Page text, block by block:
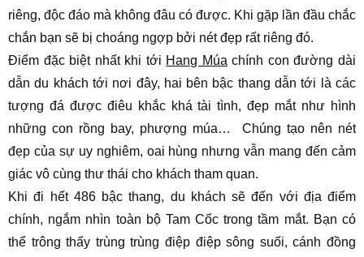
riêng, độc đáo mà không đâu có được. Khi gặp lần đầu chắc
chắn bạn sẽ bị choáng ngợp bởi nét đẹp rất riêng đó.
Điểm đặc biệt nhất khi tới Hang Múa chính con đường dài
dẫn du khách tới nơi đây, hai bên bậc thang dẫn tới là các
tượng đá được điêu khắc khá tài tình, đẹp mắt như hình
những con rồng bay, phượng múa… Chúng tạo nên nét
đẹp của sự uy nghiêm, oai hùng nhưng vẫn mang đến cảm
giác vô cùng thư thái cho khách tham quan.
Khi đi hết 486 bậc thang, du khách sẽ đến với địa điểm
chính, ngắm nhìn toàn bộ Tam Cốc trong tầm mắt. Bạn có
thể trông thấy trùng trùng điệp điệp sông suối, cánh đồng